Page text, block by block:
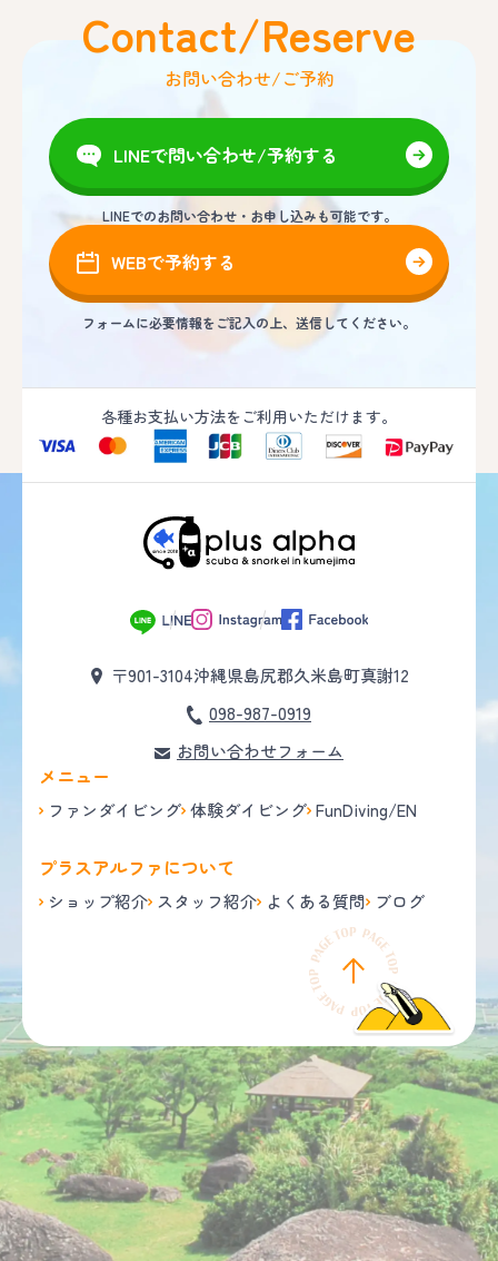
Contact/Reserve
お問い合わせ/ご予約
LINEで問い合わせ/予約する
LINEでのお問い合わせ・お申し込みも可能です。
WEBで予約する
フォームに必要情報をご記入の上、送信してください。
各種お支払い方法をご利用いただけます。
〒901-3104沖縄県島尻郡久米島町真謝12
098-987-0919
お問い合わせフォーム
メニュー
ファンダイビング 体験ダイビング FunDiving/EN
プラスアルファについて
ショップ紹介 スタッフ紹介 よくある質問 ブログ